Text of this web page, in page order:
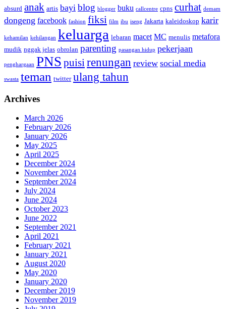
absurd anak artis bayi blog blogger buku callcentre cpns curhat demam
dongeng facebook fashion fiksi film ibu iseng Jakarta kaleidoskop karir
kehamilan kehilangan keluarga lebaran macet MC menulis metafora
mudik nggak jelas obrolan parenting pasangan hidup pekerjaan
penghargaan PNS puisirenungan review social media
swasta teman twitter ulang tahun
Archives
March 2026
February 2026
January 2026
May 2025
April 2025
December 2024
November 2024
September 2024
July 2024
June 2024
October 2023
June 2022
September 2021
April 2021
February 2021
January 2021
August 2020
May 2020
January 2020
December 2019
November 2019